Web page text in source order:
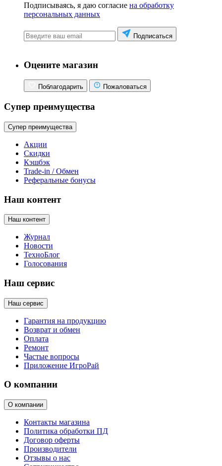
Подписываясь, я даю согласие на обработку
персональных данных
Подписаться
Оцените магазин
Поблагодарить Пожаловаться
Супер преимущества
Супер преимущества
Акции
Скидки
Кэшбэк
Trade-in / Обмен
Реферальные бонусы
Наш контент
Наш контент
Журнал
Новости
ТехноБлог
Голосования
Наш сервис
Наш сервис
Гарантия на продукцию
Возврат и обмен
Оплата
Ремонт
Частые вопросы
Приложение ИгроРай
О компании
О компании
Контакты магазина
Политика обработки ПД
Договор оферты
Производители
Отзывы о нас